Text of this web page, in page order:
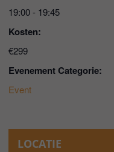
19:00 - 19:45
Kosten:
€299
Evenement Categorie:
Event
LOCATIE